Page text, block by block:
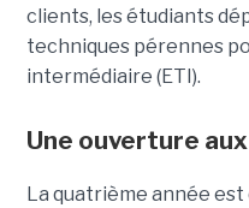
clients, les étudiants
techniques pérennes
intermédiaire (ETI).
Une ouverture
La quatrième année est